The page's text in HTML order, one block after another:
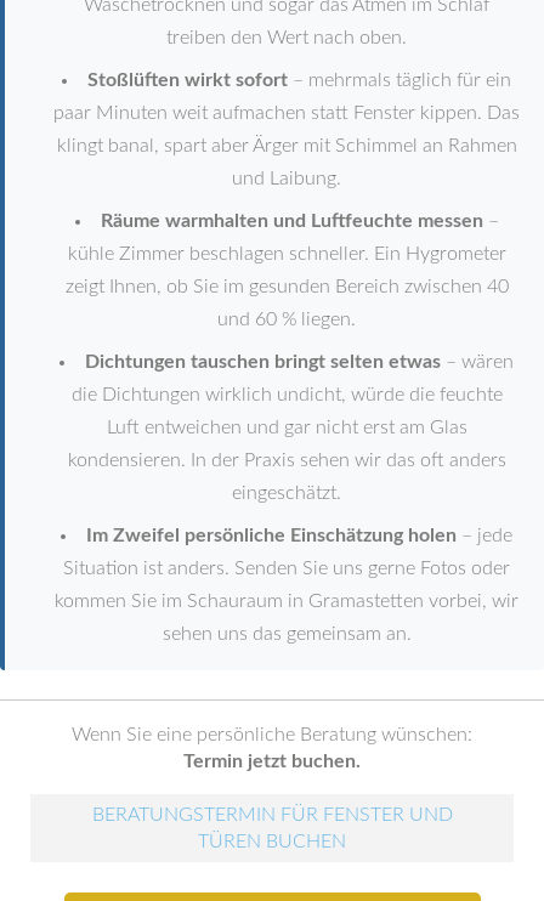
Wäschetrocknen und sogar das Atmen im Schlaf
treiben den Wert nach oben.
Stoßlüften wirkt sofort – mehrmals täglich für ein
paar Minuten weit aufmachen statt Fenster kippen. Das
klingt banal, spart aber Ärger mit Schimmel an Rahmen
und Laibung.
Räume warmhalten und Luftfeuchte messen –
kühle Zimmer beschlagen schneller. Ein Hygrometer
zeigt Ihnen, ob Sie im gesunden Bereich zwischen 40
und 60 % liegen.
Dichtungen tauschen bringt selten etwas – wären
die Dichtungen wirklich undicht, würde die feuchte
Luft entweichen und gar nicht erst am Glas
kondensieren. In der Praxis sehen wir das oft anders
eingeschätzt.
Im Zweifel persönliche Einschätzung holen – jede
Situation ist anders. Senden Sie uns gerne Fotos oder
kommen Sie im Schauraum in Gramastetten vorbei, wir
sehen uns das gemeinsam an.
Wenn Sie eine persönliche Beratung wünschen:
Termin jetzt buchen.
BERATUNGSTERMIN FÜR FENSTER UND
TÜREN BUCHEN